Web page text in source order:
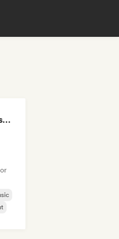
Welcome to the House Party